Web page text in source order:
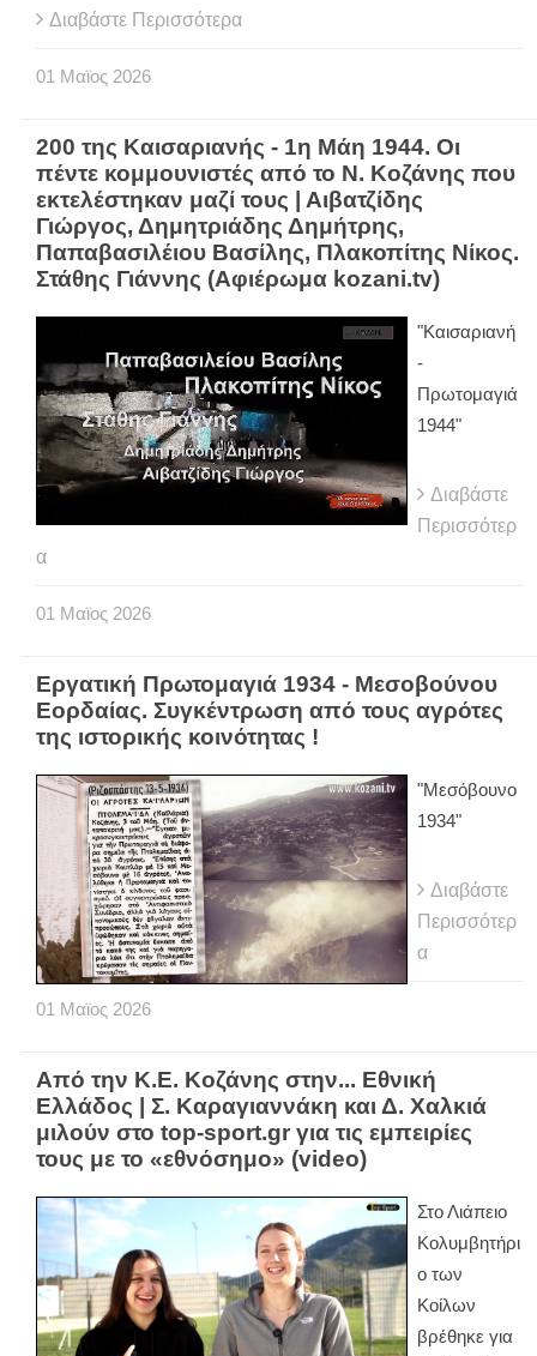
Διαβάστε Περισσότερα
01 Μαϊος 2026
200 της Καισαριανής - 1η Μάη 1944. Οι
πέντε κομμουνιστές από το Ν. Κοζάνης που
εκτελέστηκαν μαζί τους | Αιβατζίδης
Γιώργος, Δημητριάδης Δημήτρης,
Παπαβασιλέιου Βασίλης, Πλακοπίτης Νίκος.
Στάθης Γιάννης (Αφιέρωμα kozani.tv)
"Καισαριανή
-
Πρωτομαγιά
1944"
Διαβάστε
Περισσότερ
α
01 Μαϊος 2026
Εργατική Πρωτομαγιά 1934 - Μεσοβούνου
Εορδαίας. Συγκέντρωση από τους αγρότες
της ιστορικής κοινότητας !
"Μεσόβουνο
1934"
Διαβάστε
Περισσότερ
α
01 Μαϊος 2026
Από την Κ.Ε. Κοζάνης στην... Εθνική
Ελλάδος | Σ. Καραγιαννάκη και Δ. Χαλκιά
μιλούν στο top-sport.gr για τις εμπειρίες
τους με το «εθνόσημο» (video)
Στο Λιάπειο
Κολυμβητήρι
ο των
Κοίλων
βρέθηκε για